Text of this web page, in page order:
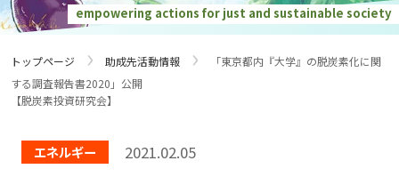
empowering actions for just and sustainable society
トップページ › 助成先活動情報 ›
「東京都内『大学』の脱炭素化に関
する調査報告書2020」公開
【脱炭素投資研究会】
エネルギー 2021.02.05